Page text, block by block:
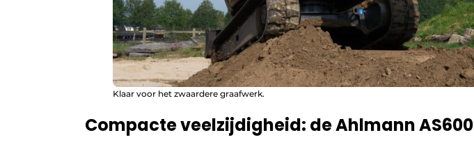
Klaar voor het zwaardere graafwerk.
Compacte veelzijdigheid: de Ahlmann AS600